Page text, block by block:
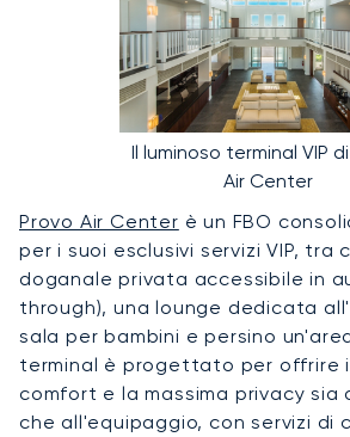
Il luminoso terminal VIP
Air Center
Provo Air Center è un FBO
per i suoi esclusivi servizi VIP, tra
doganale privata accessibile in
through), una lounge dedicata
sala per bambini e persino
terminal è progettato per offrire
comfort e la massima privacy sia
che all'equipaggio, con servizi di